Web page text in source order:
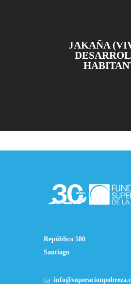
JAKAÑA
República 580
Santiago